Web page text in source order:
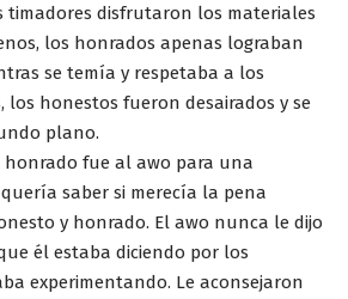
timadores disfrutaron los materiales
los honrados apenas lograban
se temía y respetaba a los
los honestos fueron desairados y se
plano.
honrado fue al awo para una
saber si merecía la pena
y honrado. El awo nunca le dijo
él estaba diciendo por los
experimentando. Le aconsejaron